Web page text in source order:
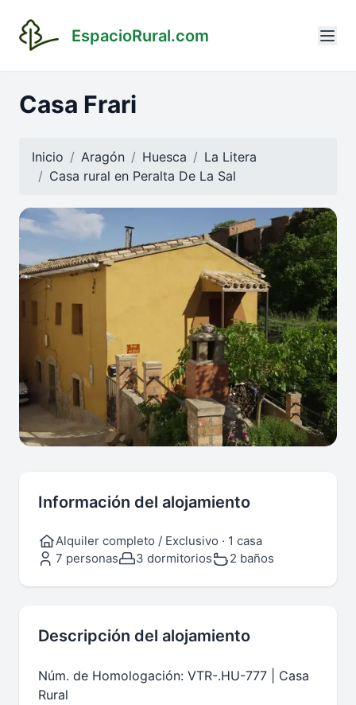
EspacioRural.com
Casa Frari
Inicio Aragón Huesca
La Litera
Casa rural en Peralta De La Sal
Información del alojamiento
Alquiler completo / Exclusivo · 1 casa
7 personas
3 dormitorios 2 baños
Descripción del alojamiento
Núm. de Homologación: VTR-.HU-777 | Casa
Rural